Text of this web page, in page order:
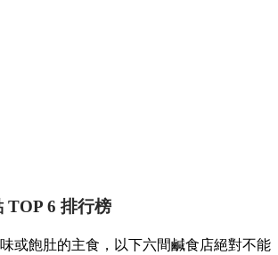
TOP 6 排行榜
或飽肚的主食，以下六間鹹食店絕對不能